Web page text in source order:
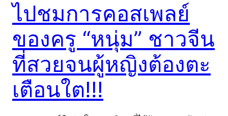
ไปชมการคอสเพลย์
ของครู “หนุ่ม” ชาวจีน
ที่สวยจนผู้หญิงต้องตะ
เตือนใต!!!